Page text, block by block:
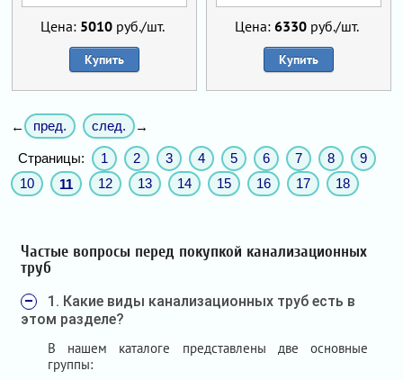
Цена: 5010руб./шт.
Купить
Цена: 6330руб./шт.
Купить
← пред. след. →
Страницы: 1 2 3 4 5 6 7 8
9
10
11 12 13 14 15 16 17 18
Частые вопросы перед покупкой канализационных
труб
1. Какие виды канализационных труб есть в
этом разделе?
В нашем каталоге представлены две основные
группы: